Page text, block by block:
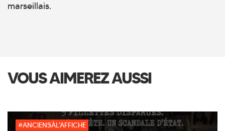
marseillais.
VOUS AIMEREZ AUSSI
#ANCIENSÀL'AFFICHE